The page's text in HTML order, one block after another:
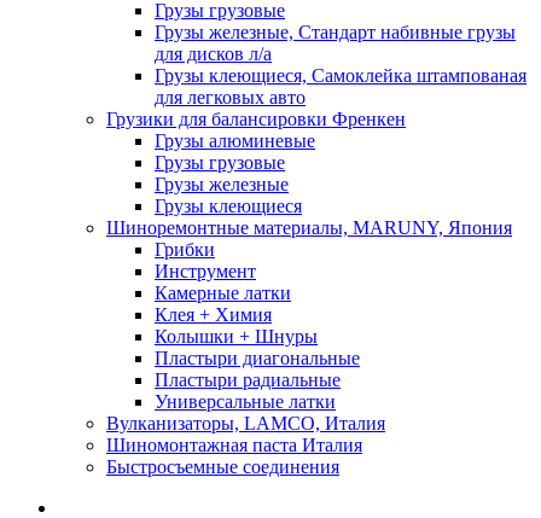
Грузы грузовые
Грузы железные, Cтандарт набивные грузы
для дисков л/а
Грузы клеющиеся, Самоклейка штампованая
для легковых авто
Грузики для балансировки Френкен
Грузы алюминевые
Грузы грузовые
Грузы железные
Грузы клеющиеся
Шиноремонтные материалы, MARUNY, Япония
Грибки
Инструмент
Камерные латки
Клея + Химия
Колышки + Шнуры
Пластыри диагональные
Пластыри радиальные
Универсальные латки
Вулканизаторы, LAMCO, Италия
Шиномонтажная паста Италия
Быстросъемные соединения